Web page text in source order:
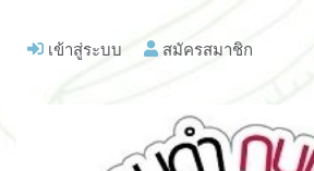
เข้าสู่ระบบ สมัครสมาชิก